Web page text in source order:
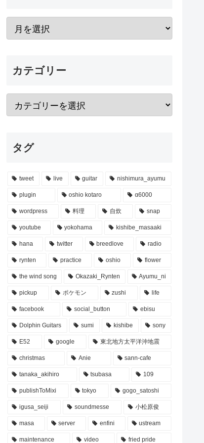
カテゴリー
タグ
tweet live guitar nishimura_ayumu
plugin oshio kotaro α6000
wordpress 料理 自炊 snap
youtube yokohama kishibe_masaaki
hana twitter breedlove radio
rynten practice oshio flower
the wind song Okazaki_Rynten Ayumu_ni
pickup ポケモン zushi life
facebook social_button ebisu
Dolphin Guitars sumi kishibe sony
E52 google 東北地方太平洋沖地震
christmas Anie sann-cafe
tanaka_akihiro tsubasa 109
publishToMixi tokyo gogo_satoshi
igusa_seiji soundmesse 小松原俊
masa server enfini ustream
maintenance video fried pride